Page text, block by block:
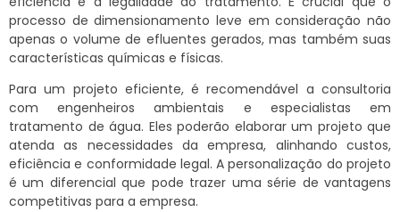
processo de dimensionamento leve em consideração não
apenas o volume de efluentes gerados, mas também suas
características químicas e físicas.
Para um projeto eficiente, é recomendável a consultoria
com engenheiros ambientais e especialistas em
tratamento de água. Eles poderão elaborar um projeto que
atenda as necessidades da empresa, alinhando custos,
eficiência e conformidade legal. A personalização do projeto
é um diferencial que pode trazer uma série de vantagens
competitivas para a empresa.